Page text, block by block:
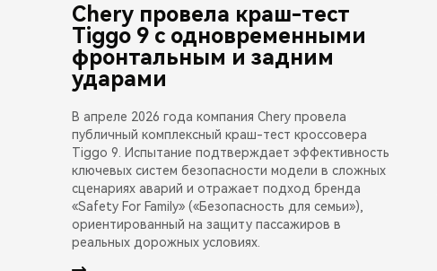
Chery провела краш-тест
Tiggo 9 с одновременными
фронтальным и задним
ударами
В апреле 2026 года компания Chery провела
публичный комплексный краш-тест кроссовера
Tiggo 9. Испытание подтверждает эффективность
ключевых систем безопасности модели в сложных
сценариях аварий и отражает подход бренда
«Safety For Family» («Безопасность для семьи»),
ориентированный на защиту пассажиров в
реальных дорожных условиях.